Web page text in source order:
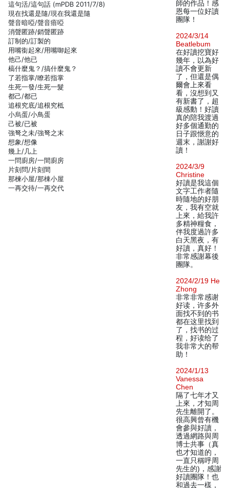
這句活/這句話 (mPDB 2011/7/8)
現在找還是隨/現在我還是隨
聲音暗啞/聲音瘖啞
消聲匿跡/銷聲匿跡
訂制的/訂製的
用嘴銜起來/用嘴啣起來
他己/他已
槁什麼鬼？/搞什麼鬼？
了若指掌/瞭若指掌
生死一發/生死一髮
都己/都已
追根究底/追根究柢
小烏蛋/小鳥蛋
己被/已被
強弩之未/強弩之末
想象/想像
幾上/几上
一問廚房/一間廚房
片刻問/片刻間
那楝小屋/那棟小屋
一再交待/一再交代
師的作品！感
恩每一位好讀
團隊！
2024/3/14
Beatlebum
在好讀挖寶好
幾年，以為好
讀不會更新
了，但還是偶
爾會上來看
看，沒想到又
有新書了，超
級感動！好讀
真的陪我渡過
好多個通勤的
日子跟愜意的
週末，謝謝好
讀！
2024/3/9
Christine
好讀是我這個
文字工作者隨
時隨地的好朋
友，我有空就
上來，給我許
多精神糧食，
伴我度過許多
白天黑夜，有
好讀，真好！
非常感謝幕後
團隊。
2024/2/19 He
Zhong
非常非常感谢
好读，许多外
面找不到的书
都在这里找到
了，找书的过
程，好读给了
我非常大的帮
助！
2024/1/13
Vanessa
Chen
隔了七年才又
上來，才知周
先生離開了。
很高興曾有機
會參與好讀，
透過網路與周
博士共事（真
也才知道的，
一直只稱呼周
先生的)，感謝
好讀團隊！也
和過去一樣，